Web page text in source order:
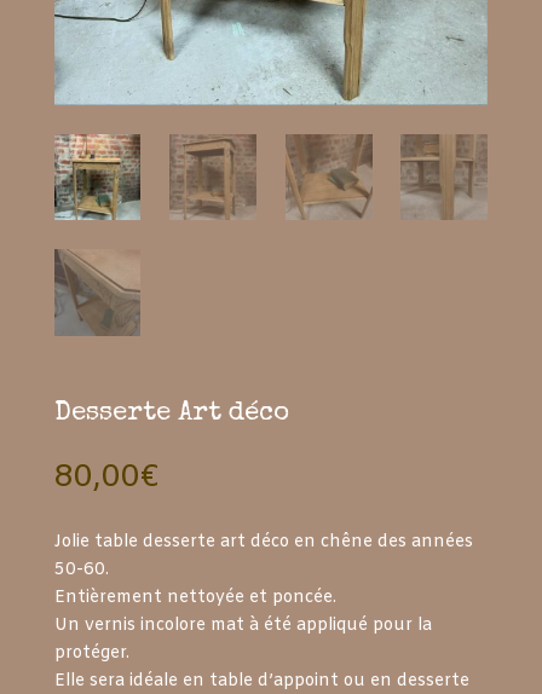
Desserte Art déco
80,00€
Jolie table desserte art déco en chêne des années
50-60.
Entièrement nettoyée et poncée.
Un vernis incolore mat à été appliqué pour la
protéger.
Elle sera idéale en table d’appoint ou en desserte